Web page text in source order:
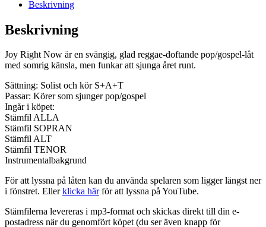
Beskrivning
Beskrivning
Joy Right Now är en svängig, glad reggae-doftande pop/gospel-låt
med somrig känsla, men funkar att sjunga året runt.
Sättning: Solist och kör S+A+T
Passar: Körer som sjunger pop/gospel
Ingår i köpet:
Stämfil ALLA
Stämfil SOPRAN
Stämfil ALT
Stämfil TENOR
Instrumentalbakgrund
För att lyssna på låten kan du använda spelaren som ligger längst ner
i fönstret. Ellerklicka härför att lyssna på YouTube.
Stämfilerna levereras i mp3-format och skickas direkt till din e-
postadress när du genomfört köpet (du ser även knapp för